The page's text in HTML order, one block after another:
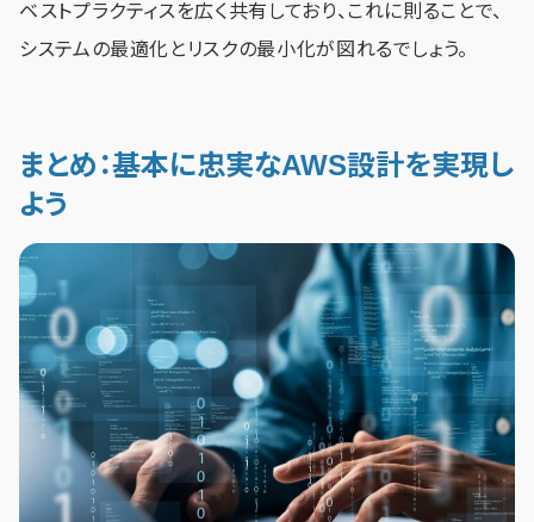
ベストプラクティスを広く共有しており、これに則ることで、
システムの最適化とリスクの最小化が図れるでしょう。
まとめ：基本に忠実なAWS設計を実現し
よう